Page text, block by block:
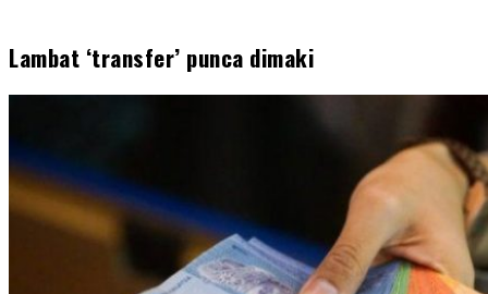
Lambat ‘transfer’ punca dimaki